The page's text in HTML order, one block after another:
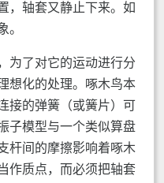
，轴套又静止下来。如
。
为了对它的运动进行分
想化的处理。啄木鸟本
接的弹簧（或簧片）可
子模型与一个类似算盘
杆间的摩擦影响着啄木
作质点，而必须把轴套